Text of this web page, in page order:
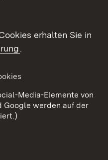
erhalten Sie in
.
Media-Elemente von
Google werden auf der